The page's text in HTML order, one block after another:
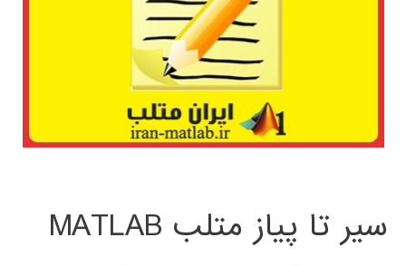
سیر تا پیاز متلب MATLAB